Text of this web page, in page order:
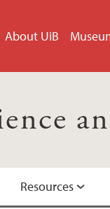
About UiB
Resources